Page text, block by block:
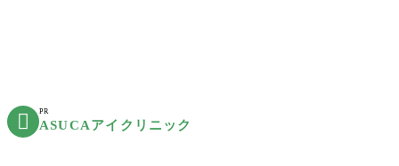
 PR
ASUCAアイクリニック